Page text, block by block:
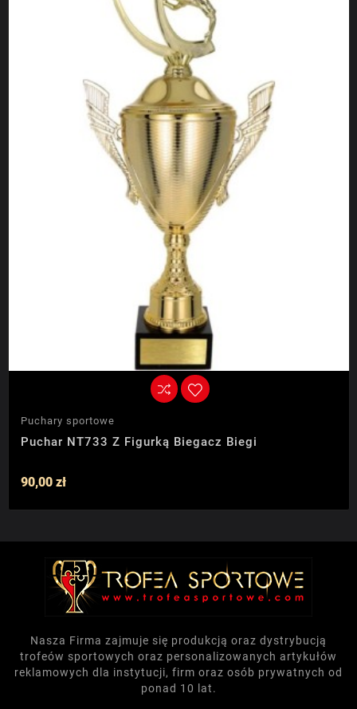
Puchary sportowe
Puchar NT733 Z Figurką Biegacz Biegi
90,00 zł
Nasza Firma zajmuje się produkcją oraz dystrybucją
trofeów sportowych oraz personalizowanych artykułów
reklamowych dla instytucji, firm oraz osób prywatnych od
ponad 10 lat.